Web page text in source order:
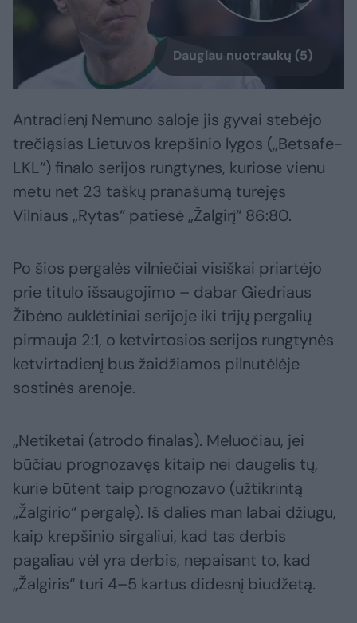
Daugiau nuotraukų (5)
Antradienį Nemuno saloje jis gyvai stebėjo
trečiąsias Lietuvos krepšinio lygos („Betsafe-
LKL“) finalo serijos rungtynes, kuriose vienu
metu net 23 taškų pranašumą turėjęs
Vilniaus „Rytas“ patiesė „Žalgirį“ 86:80.
Po šios pergalės vilniečiai visiškai priartėjo
prie titulo išsaugojimo – dabar Giedriaus
Žibėno auklėtiniai serijoje iki trijų pergalių
pirmauja 2:1, o ketvirtosios serijos rungtynės
ketvirtadienį bus žaidžiamos pilnutėlėje
sostinės arenoje.
„Netikėtai (atrodo finalas). Meluočiau, jei
būčiau prognozavęs kitaip nei daugelis tų,
kurie būtent taip prognozavo (užtikrintą
„Žalgirio“ pergalę). Iš dalies man labai džiugu,
kaip krepšinio sirgaliui, kad tas derbis
pagaliau vėl yra derbis, nepaisant to, kad
„Žalgiris“ turi 4–5 kartus didesnį biudžetą.